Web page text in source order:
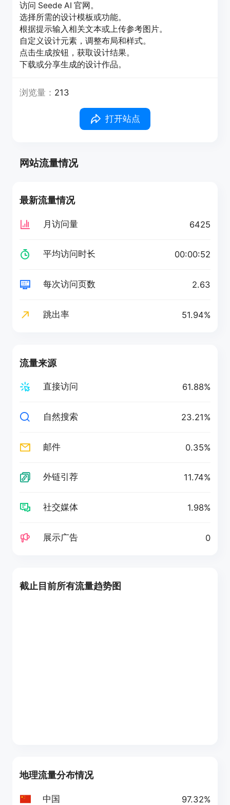
访问 Seede AI 官网。
选择所需的设计模板或功能。
根据提示输入相关文本或上传参考图片。
自定义设计元素，调整布局和样式。
点击生成按钮，获取设计结果。
下载或分享生成的设计作品。
浏览量： 213
打开站点
网站流量情况
最新流量情况
月访问量 6425
平均访问时长 00:00:52
每次访问页数 2.63
跳出率 51.94%
流量来源
直接访问 61.88%
自然搜索 23.21%
邮件 0.35%
外链引荐 11.74%
社交媒体 1.98%
展示广告 0
截止目前所有流量趋势图
地理流量分布情况
中国 97.32%